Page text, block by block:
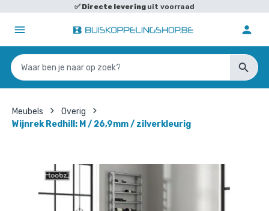
✅Directe levering uit voorraad
Meubels
Overig
Wijnrek Redhill: M / 26,9mm / zilverkleurig